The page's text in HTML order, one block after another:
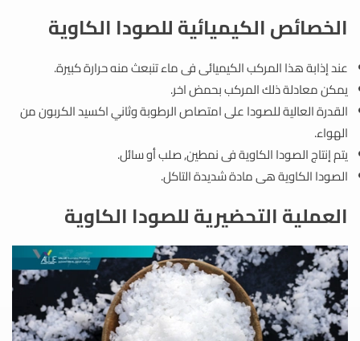
الخصائص الكيميائية للصودا الكاوية
عند إذابة هذا المركب الكيميائى فى ماء تنبعث منه حرارة كبيرة.
يمكن معادلة ذلك المركب بحمض اخر.
القدرة العالية للصودا على امتصاص الرطوبة وثاني اكسيد الكربون من
الهواء.
يتم إنتاج الصودا الكاوية فى نمطين, صلب أو سائل.
الصودا الكاوية هى مادة شديدة التاكل.
العملية التحضيرية للصودا الكاوية